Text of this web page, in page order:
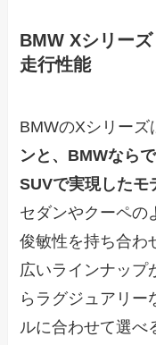
BMW Xシリー
走行性能
BMWのXシリーズ
ンと、BMWなら
SUVで実現したモ
セダンやクーペの
俊敏性を持ち合わ
広いラインナップ
らラグジュアリー
ルに合わせて選べ